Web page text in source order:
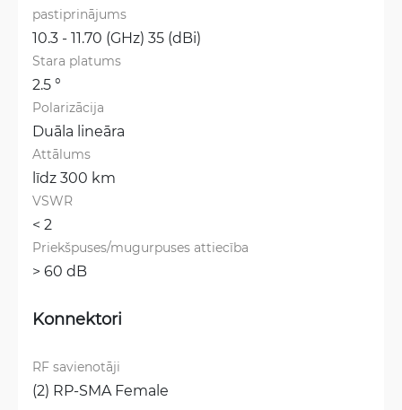
pastiprinājums
10.3 - 11.70 (GHz) 35 (dBi)
Stara platums
2.5 °
Polarizācija
Duāla lineāra
Attālums
līdz 300 km
VSWR
< 2
Priekšpuses/mugurpuses attiecība
> 60 dB
Konnektori
RF savienotāji
(2) RP-SMA Female